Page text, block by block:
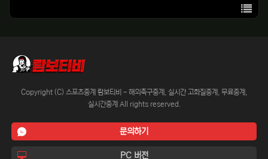
목록
Copyright (C) 스포츠중계 람보티비 - 해외축구중계, 실시간 고화질중계, 무료중계,
실시간중계 All rights reserved.
문의하기
PC 버전